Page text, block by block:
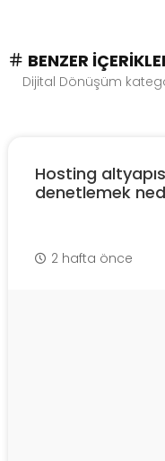
BENZER
Dijital Dönüşüm
Hosting
denetlemek
2 hafta önce